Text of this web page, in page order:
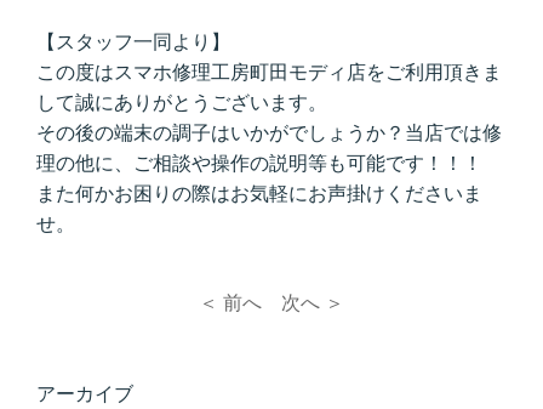
【スタッフ一同より】
この度はスマホ修理工房町田モディ店をご利用頂きま
して誠にありがとうございます。
その後の端末の調子はいかがでしょうか？当店では修
理の他に、ご相談や操作の説明等も可能です！！！
また何かお困りの際はお気軽にお声掛けくださいま
せ。
＜ 前へ 次へ ＞
アーカイブ